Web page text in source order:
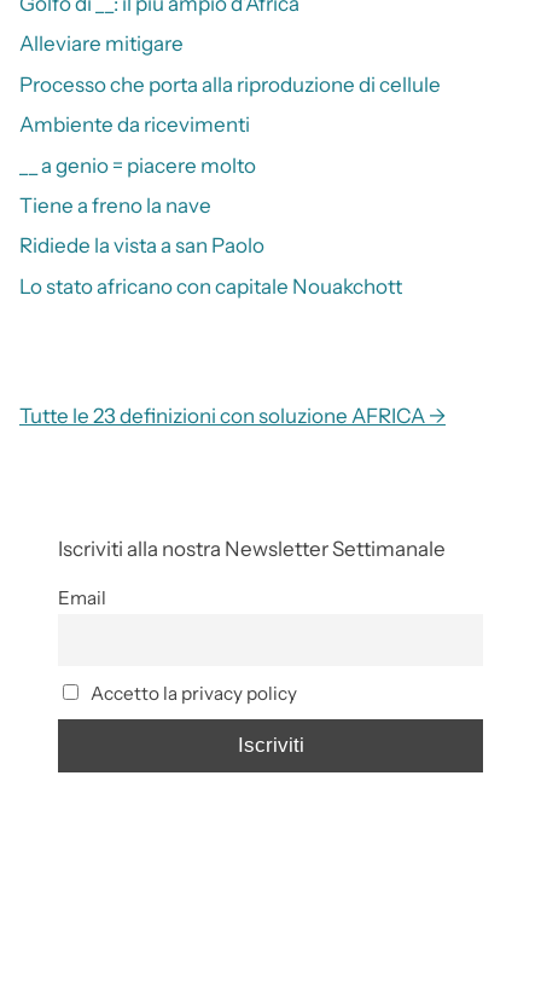
Alleviare mitigare
Processo che porta alla riproduzione di cellule
Ambiente da ricevimenti
__ a genio = piacere molto
Tiene a freno la nave
Ridiede la vista a san Paolo
Lo stato africano con capitale Nouakchott
Tutte le 23 definizioni con soluzione AFRICA →
Iscriviti alla nostra Newsletter Settimanale
Email
Accetto la privacy policy